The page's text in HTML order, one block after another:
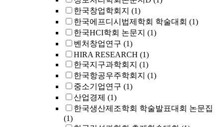
한국창업학회지 (1)
한국에프디시법제학회 학술대회 (1)
한국HCI학회 논문지 (1)
벤처창업연구 (1)
HIRA RESEARCH (1)
한국지구과학회지 (1)
한국항공우주학회지 (1)
중소기업연구 (1)
산업경제 (1)
한국생산제조학회 학술발표대회 논문집
(1)